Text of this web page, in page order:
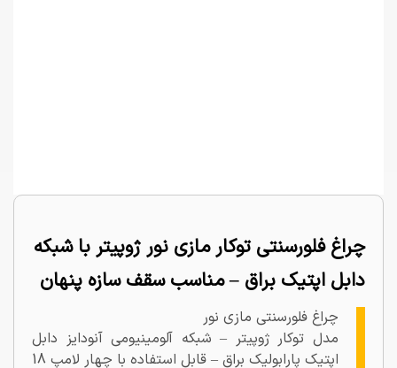
چراغ فلورسنتی توکار مازی نور ژوپیتر با شبکه
دابل اپتیک براق – مناسب سقف سازه پنهان
چراغ فلورسنتی مازی نور
مدل توکار ژوپیتر – شبکه آلومینیومی آنودایز دابل
اپتیک پارابولیک براق – قابل استفاده با چهار لامپ 18